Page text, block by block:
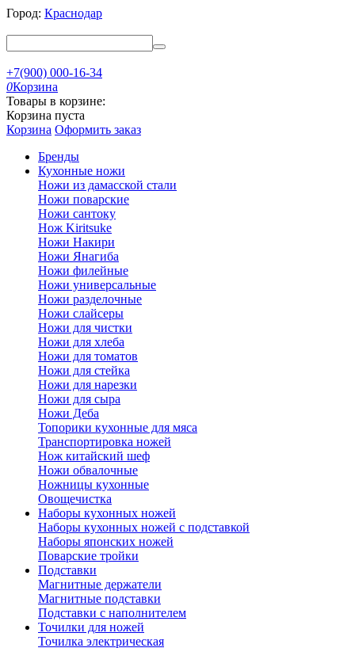
Город: Краснодар
+7(900) 000-16-34
0Корзина
Товары в корзине:
Корзина пуста
Корзина Оформить заказ
Бренды
Кухонные ножи
Ножи из дамасской стали
Ножи поварские
Ножи сантоку
Нож Kiritsuke
Ножи Накири
Ножи Янагиба
Ножи филейные
Ножи универсальные
Ножи разделочные
Ножи слайсеры
Ножи для чистки
Ножи для хлеба
Ножи для томатов
Ножи для стейка
Ножи для нарезки
Ножи для сыра
Ножи Деба
Топорики кухонные для мяса
Транспортировка ножей
Нож китайский шеф
Ножи обвалочные
Ножницы кухонные
Овощечистка
Наборы кухонных ножей
Наборы кухонных ножей с подставкой
Наборы японских ножей
Поварские тройки
Подставки
Магнитные держатели
Магнитные подставки
Подставки с наполнителем
Точилки для ножей
Точилка электрическая